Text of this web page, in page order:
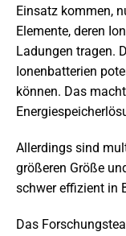
Einsatz kommen,
Elemente, deren
Ladungen tragen.
Ionenbatterien
können. Das
Allerdings sind
größeren Größe
schwer effizient in
Das